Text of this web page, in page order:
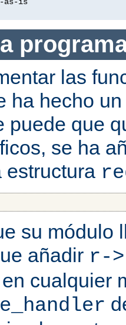
las
ha hecho
puede que
se ha
estructura
su módulo
añadir r-
cualquier